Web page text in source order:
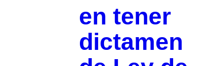
en tener
dictamen